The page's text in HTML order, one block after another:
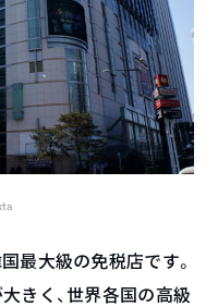
最大級の免税店です。
きく、世界各国の高級